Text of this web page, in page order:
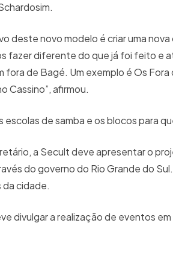
deste novo modelo é criar uma
fazer diferente do que já foi feito e
fora de Bagé. Um exemplo é Os
Cassino”, afirmou.
escolas de samba e os blocos para
a Secult deve apresentar o
do governo do Rio Grande do
da cidade.
divulgar a realização de eventos